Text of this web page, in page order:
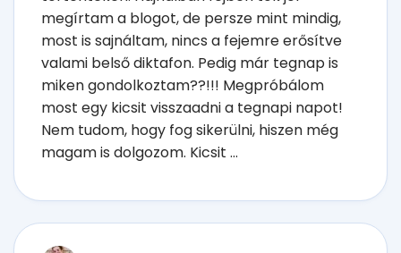
megírtam a blogot, de persze mint mindig,
most is sajnáltam, nincs a fejemre erősítve
valami belső diktafon. Pedig már tegnap is
miken gondolkoztam??!!! Megpróbálom
most egy kicsit visszaadni a tegnapi napot!
Nem tudom, hogy fog sikerülni, hiszen még
magam is dolgozom. Kicsit ...